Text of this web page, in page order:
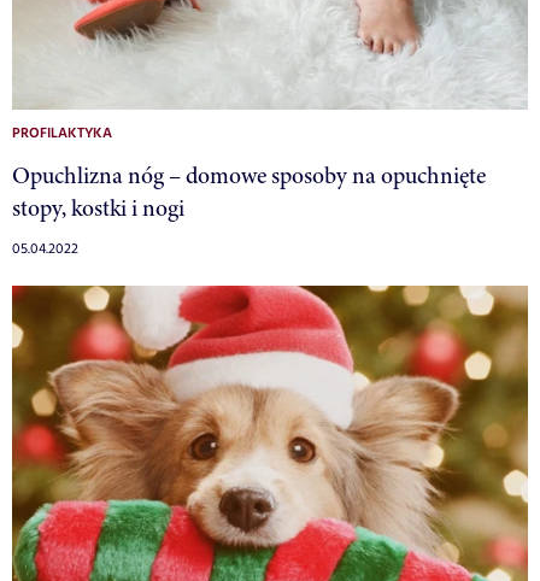
PROFILAKTYKA
Opuchlizna nóg – domowe sposoby na opuchnięte
stopy, kostki i nogi
05.04.2022